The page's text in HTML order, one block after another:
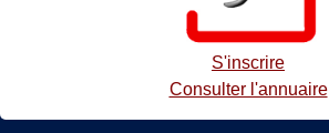
S'inscrire
Consulter l'annuaire